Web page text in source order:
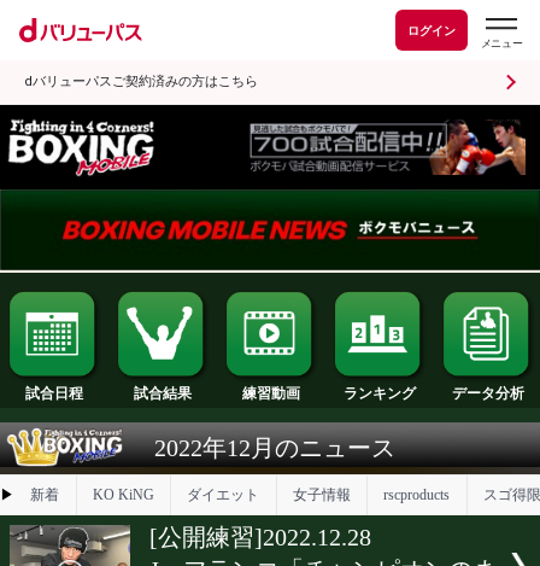
ログイン
dバリューパスご契約済みの方はこちら
試合日程 試合結果 練習動画 ランキング
2022年12月のニュース